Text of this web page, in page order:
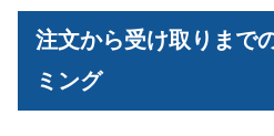
注文から受け取りまで
ミング